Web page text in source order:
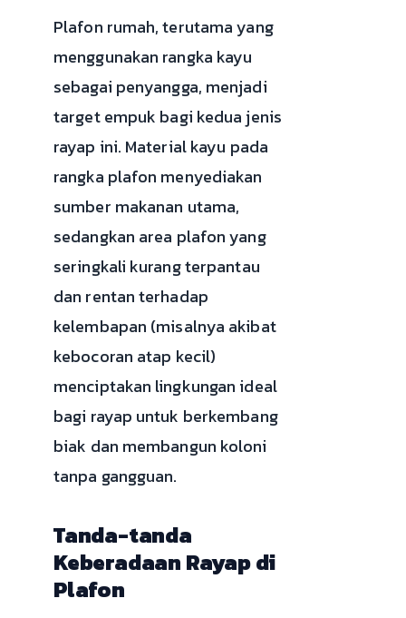
Plafon rumah, terutama yang
menggunakan rangka kayu
sebagai penyangga, menjadi
target empuk bagi kedua jenis
rayap ini. Material kayu pada
rangka plafon menyediakan
sumber makanan utama,
sedangkan area plafon yang
seringkali kurang terpantau
dan rentan terhadap
kelembapan (misalnya akibat
kebocoran atap kecil)
menciptakan lingkungan ideal
bagi rayap untuk berkembang
biak dan membangun koloni
tanpa gangguan.
Tanda-tanda
Keberadaan Rayap di
Plafon